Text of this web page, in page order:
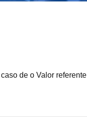
de o Valor referente